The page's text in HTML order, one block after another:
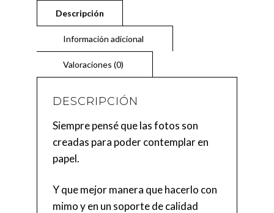
DESCRIPCIÓN
Siempre pensé que las fotos son
creadas para poder contemplar en
papel.
Y que mejor manera que hacerlo con
mimo y en un soporte de calidad